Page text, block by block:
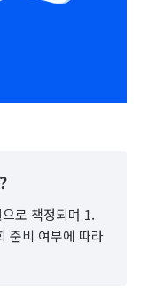
로 책정되며 1.
준비 여부에 따라